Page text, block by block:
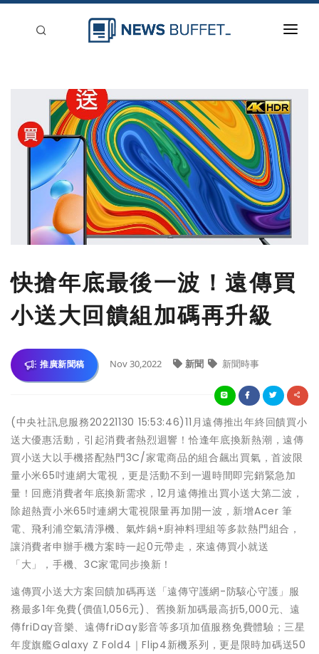
新聞稿分類
登入
快搶年底最後一波！遠傳買
小送大回饋組加碼再升級
推廣新聞稿 Nov 30,2022 新聞 新聞時事
(中央社訊息服務20221130 15:53:46)11月遠傳推出年終回饋買小
送大優惠活動，引起消費者熱烈迴響！恰逢年底換新熱潮，遠傳
買小送大以手機搭配熱門3C/家電商品的組合飆出買氣，首波限
量小米65吋連網大電視，更是活動不到一週時間即完銷緊急加
量！回應消費者年底換新需求，12月遠傳推出買小送大第二波，
除超熱賣小米65吋連網大電視限量再加開一波，新增Acer 筆
電、飛利浦空氣清淨機、氣炸鍋+廚神料理組等多款熱門組合，
讓消費者申辦手機方案時一起0元帶走，來遠傳買小就送
「大」，手機、3C家電同步換新！
遠傳買小送大方案回饋加碼再送「遠傳守護網-防駭心守護」服
務最多1年免費(價值1,056元)、舊換新加碼最高折5,000元、遠
傳friDay音樂、遠傳friDay影音等多項加值服務免費體驗；三星
年度旗艦Galaxy Z Fold4｜Flip4新機系列，更是限時加碼送50